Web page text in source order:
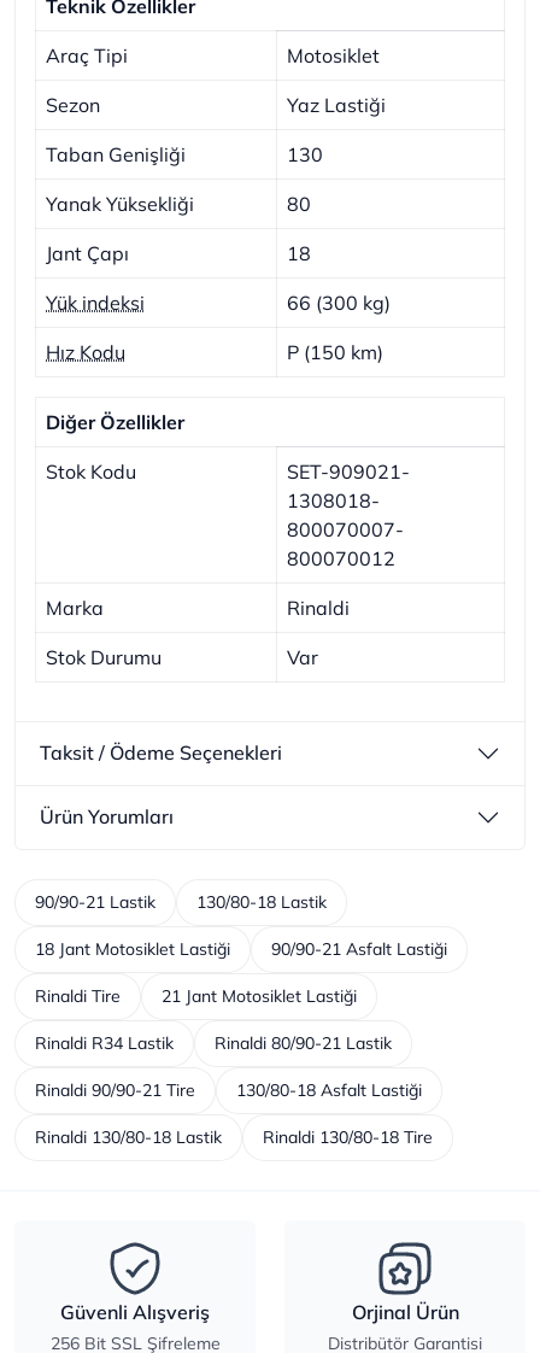
Teknik Özellikler
Araç Tipi Motosiklet
Sezon Yaz Lastiği
Taban Genişliği 130
Yanak Yüksekliği 80
Jant Çapı 18
Yük indeksi 66 (300 kg)
Hız Kodu P (150 km)
Diğer Özellikler
Stok Kodu
SET-909021-
1308018-
800070007-
800070012
Marka Rinaldi
Stok Durumu Var
Taksit / Ödeme Seçenekleri
Ürün Yorumları
90/90-21 Lastik 130/80-18 Lastik
18 Jant Motosiklet Lastiği 90/90-21 Asfalt Lastiği
Rinaldi Tire 21 Jant Motosiklet Lastiği
Rinaldi R34 Lastik Rinaldi 80/90-21 Lastik
Rinaldi 90/90-21 Tire 130/80-18 Asfalt Lastiği
Rinaldi 130/80-18 Lastik Rinaldi 130/80-18 Tire
Güvenli Alışveriş
256 Bit SSL Şifreleme
Orjinal Ürün
Distribütör Garantisi